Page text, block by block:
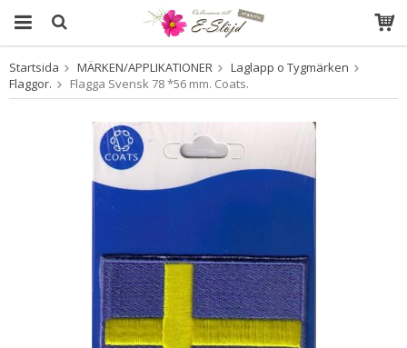
Produkten har blivit tillagd i varukorgen
Startsida MÄRKEN/APPLIKATIONER
Laglapp o Tygmärken
Flaggor.
Flagga Svensk 78 *56 mm. Coats.